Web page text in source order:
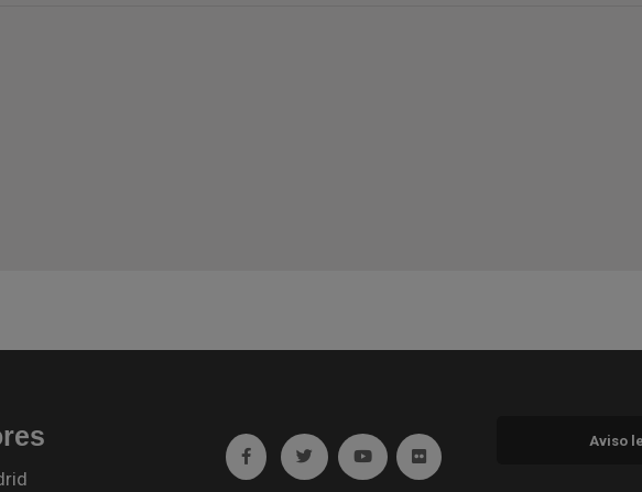
Ir a facebook (abre en ventana nueva)
Ir a twitter (abre en ventana nueva)
Ir a YouTube (abre en ventana nueva)
Ir a Flickr (abre en ventana
Aviso